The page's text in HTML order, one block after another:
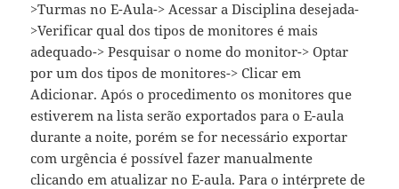
>Turmas no E-Aula-> Acessar a Disciplina desejada-
>Verificar qual dos tipos de monitores é mais
adequado-> Pesquisar o nome do monitor-> Optar
por um dos tipos de monitores-> Clicar em
Adicionar. Após o procedimento os monitores que
estiverem na lista serão exportados para o E-aula
durante a noite, porém se for necessário exportar
com urgência é possível fazer manualmente
clicando em atualizar no E-aula. Para o intérprete de